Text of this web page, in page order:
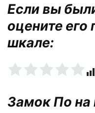
Если вы
оцените его
шкале:
Замок По на